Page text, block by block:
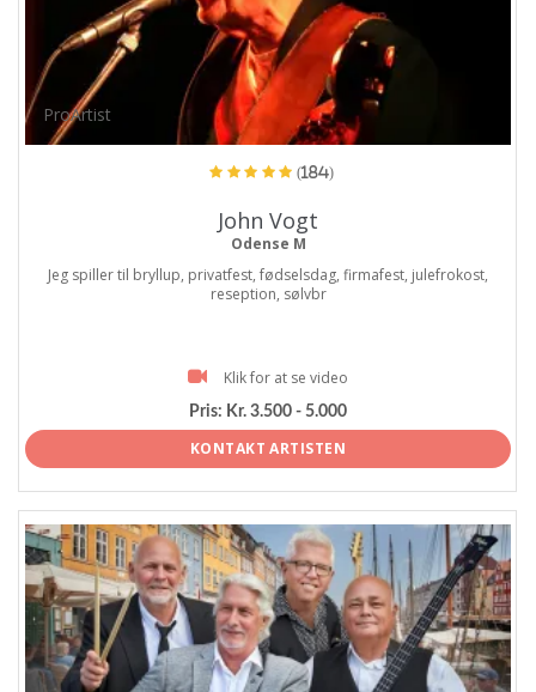
ProArtist
(184)
John Vogt
Odense M
Jeg spiller til bryllup, privatfest, fødselsdag, firmafest, julefrokost,
reseption, sølvbr
Klik for at se video
Pris: Kr. 3.500 - 5.000
KONTAKT ARTISTEN